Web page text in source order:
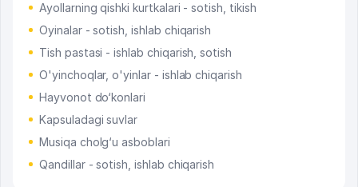
Ayollarning qishki kurtkalari - sotish, tikish
Oyinalar - sotish, ishlab chiqarish
Tish pastasi - ishlab chiqarish, sotish
O'yinchoqlar, o'yinlar - ishlab chiqarish
Hayvonot do‘konlari
Kapsuladagi suvlar
Musiqa cholg‘u asboblari
Qandillar - sotish, ishlab chiqarish